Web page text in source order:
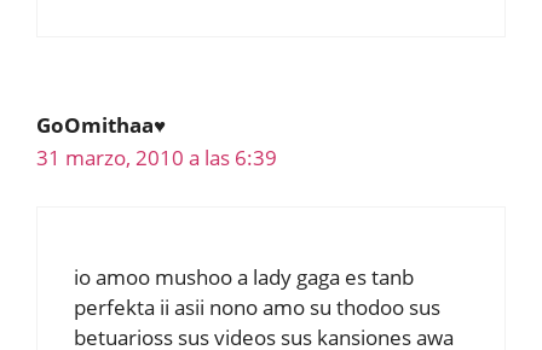
GoOmithaa♥
31 marzo, 2010 a las 6:39
io amoo mushoo a lady gaga es tanb
perfekta ii asii nono amo su thodoo sus
betuarioss sus videos sus kansiones awa